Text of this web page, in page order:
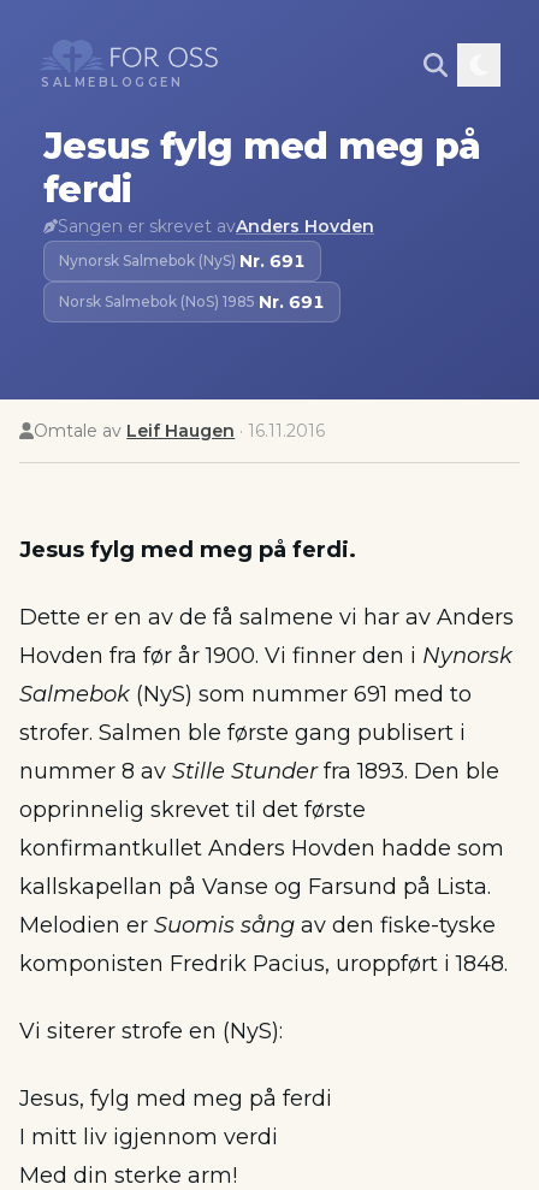
SALMEBLOGGEN
Jesus fylg med meg på
ferdi
Sangen er skrevet avAnders Hovden
Nynorsk Salmebok (NyS)·Nr. 691
Norsk Salmebok (NoS) 1985·Nr. 691
Omtale av Leif Haugen ·16.11.2016
Jesus fylg med meg på ferdi.
Dette er en av de få salmene vi har av Anders
Hovden fra før år 1900. Vi finner den i Nynorsk
Salmebok (NyS) som nummer 691 med to
strofer. Salmen ble første gang publisert i
nummer 8 av Stille Stunderfra 1893. Den ble
opprinnelig skrevet til det første
konfirmantkullet Anders Hovden hadde som
kallskapellan på Vanse og Farsund på Lista.
Melodien er Suomis sång av den fiske-tyske
komponisten Fredrik Pacius, uroppført i 1848.
Vi siterer strofe en (NyS):
Jesus, fylg med meg på ferdi
I mitt liv igjennom verdi
Med din sterke arm!